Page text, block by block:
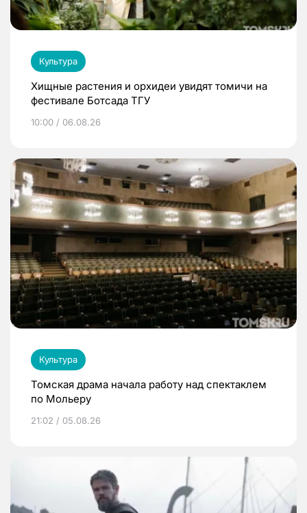
Культура
Хищные растения и орхидеи увидят томичи на
фестивале Ботсада ТГУ
10:00 / 06.08.26
Культура
Томская драма начала работу над спектаклем
по Мольеру
21:02 / 05.08.26